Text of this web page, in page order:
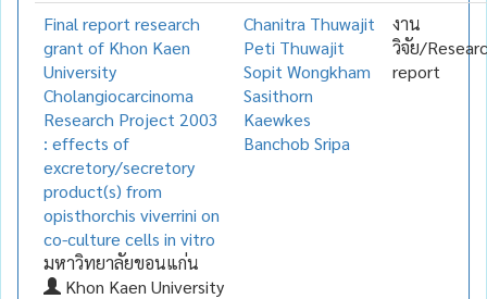
Final report research
grant of Khon Kaen
University
Cholangiocarcinoma
Research Project 2003
: effects of
excretory/secretory
product(s) from
opisthorchis viverrini on
co-culture cells in vitro
มหาวิทยาลัยขอนแก่น
Khon Kaen University
Chanitra Thuwajit
Peti Thuwajit
Sopit Wongkham
Sasithorn
Kaewkes
Banchob Sripa
งาน
วิจัย/
report